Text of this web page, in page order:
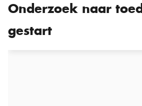
Onderzoek naar
gestart